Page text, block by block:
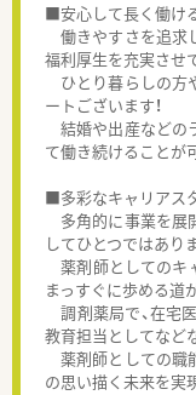
■安心して長く働け
働きやすさを追求
福利厚生を充実させ
ひとり暮らしの方
ートございます！
結婚や出産などの
て働き続けることが
■多彩なキャリアス
多角的に事業を展
してひとつではあり
薬剤師としてのキ
まっすぐに歩める道
調剤薬局で、在宅
教育担当としてなど
薬剤師としての職
の思い描く未来を実